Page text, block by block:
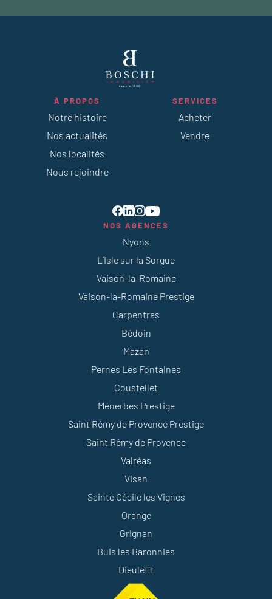
À PROPOS
Notre histoire
Nos actualités
Nos localités
Nous rejoindre
SERVICES
Acheter
Vendre
NOS AGENCES
Nyons
L’Isle sur la Sorgue
Vaison-la-Romaine
Vaison-la-Romaine Prestige
Carpentras
Bédoin
Mazan
Pernes Les Fontaines
Coustellet
Ménerbes Prestige
Saint Rémy de Provence Prestige
Saint Rémy de Provence
Valréas
Visan
Sainte Cécile les Vignes
Orange
Grignan
Buis les Baronnies
Dieulefit